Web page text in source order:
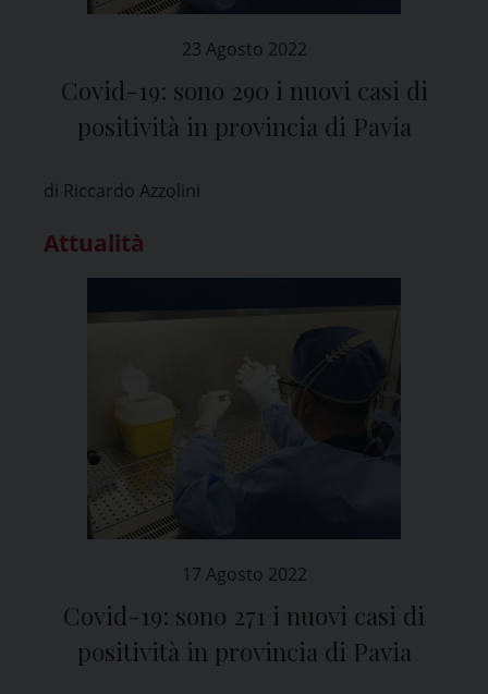
23 Agosto 2022
Covid-19: sono 290 i nuovi casi di
positività in provincia di Pavia
di Riccardo Azzolini
Attualità
17 Agosto 2022
Covid-19: sono 271 i nuovi casi di
positività in provincia di Pavia